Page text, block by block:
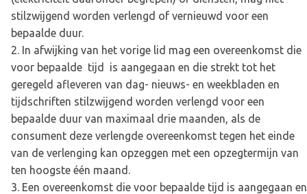
stilzwijgend worden verlengd of vernieuwd voor een
bepaalde duur.
In afwijking van het vorige lid mag een overeenkomst die
voor bepaalde tijd is aangegaan en die strekt tot het
geregeld afleveren van dag- nieuws- en weekbladen en
tijdschriften stilzwijgend worden verlengd voor een
bepaalde duur van maximaal drie maanden, als de
consument deze verlengde overeenkomst tegen het einde
van de verlenging kan opzeggen met een opzegtermijn van
ten hoogste één maand.
Een overeenkomst die voor bepaalde tijd is aangegaan en